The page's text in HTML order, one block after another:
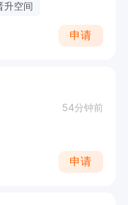
升空间
申请
54分钟前
申请